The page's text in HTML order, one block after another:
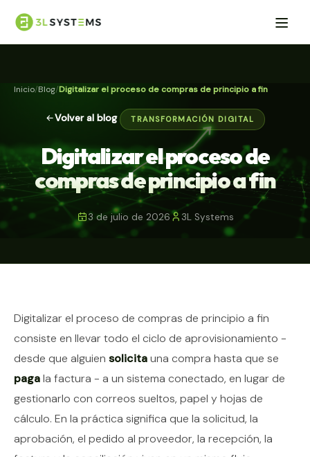
Inicio Blog Digitalizar el proceso de compras de principio a fin
Volver al blog TRANSFORMACIÓN DIGITAL
Digitalizar el proceso de
compras de principio a fin
3 de julio de 2026 3L Systems
Contenido del artículo
Digitalizar el proceso de compras de principio a fin
consiste en llevar todo el ciclo de aprovisionamiento -
desde que alguien solicitauna compra hasta que se
pagala factura - a un sistema conectado, en lugar de
gestionarlo con correos sueltos, papel y hojas de
cálculo. En la práctica significa que la solicitud, la
aprobación, el pedido al proveedor, la recepción, la